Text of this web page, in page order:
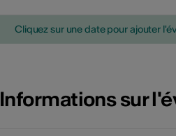
Cliquez sur une date pour ajouter
Informations sur